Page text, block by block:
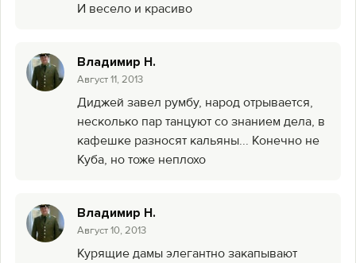
И весело и красиво
Владимир Н.
Август 11, 2013
Диджей завел румбу, народ отрывается,
несколько пар танцуют со знанием дела, в
кафешке разносят кальяны... Конечно не
Куба, но тоже неплохо
Владимир Н.
Август 10, 2013
Курящие дамы элегантно закапывают